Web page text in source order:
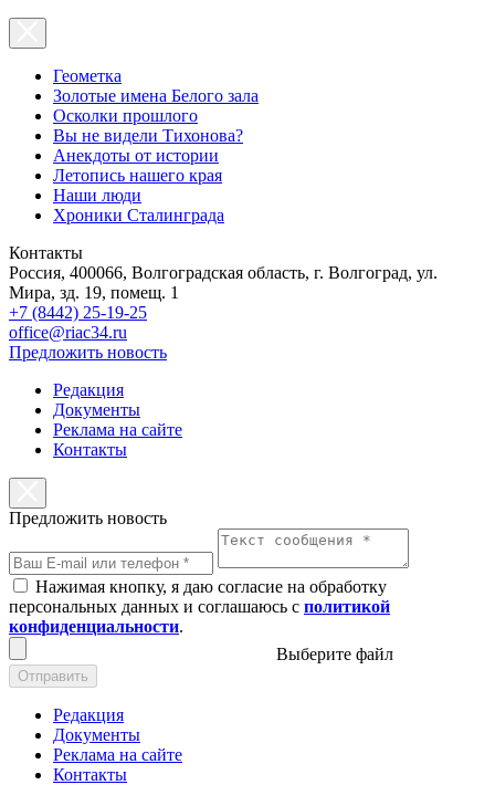
Геометка
Золотые имена Белого зала
Осколки прошлого
Вы не видели Тихонова?
Анекдоты от истории
Летопись нашего края
Наши люди
Хроники Сталинграда
Контакты
Россия, 400066, Волгоградская область, г. Волгоград, ул.
Мира, зд. 19, помещ. 1
+7 (8442) 25-19-25
office@riac34.ru
Предложить новость
Редакция
Документы
Реклама на сайте
Контакты
Предложить новость
Нажимая кнопку, я даю согласие на обработку
персональных данных и соглашаюсь с политикой
конфиденциальности.
Выберите файл
Отправить
Редакция
Документы
Реклама на сайте
Контакты